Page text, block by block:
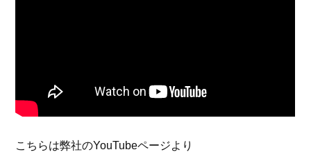
こちらは弊社のYouTubeページより